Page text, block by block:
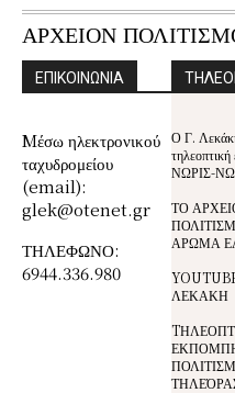
ΑΡΧΕΙΟΝ
ΕΠΙΚΟΙΝΩΝΙΑ
Mέσω ηλεκτρονικού
ταχυδρομείου
(email):
glek@otenet.gr
ΤΗΛΕΦΩΝΟ:
6944.336.980
Ο Γ.
ΝΩΡΙΣ-
ΤΟ
ΑΡΩΜΑ
ΛΕΚΑΚΗ